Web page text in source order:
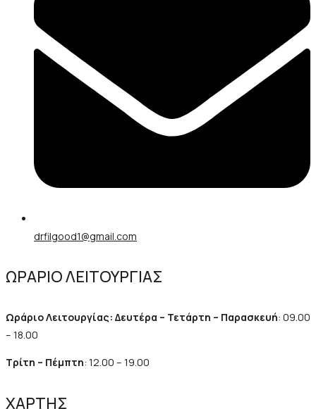
drfilgood1@gmail.com
ΩΡΑΡΙΟ ΛΕΙΤΟΥΡΓΙΑΣ
Ωράριο Λειτουργίας: Δευτέρα – Τετάρτη – Παρασκευή: 09.00
– 18.00
Τρίτη – Πέμπτη: 12.00 – 19.00
ΧΑΡΤΗΣ